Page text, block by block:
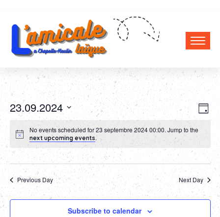
Day
23.09.2024
Select
date.
No events scheduled for 23 septembre 2024 00:00. Jump to the
next upcoming events.
Previous Day Next Day
Subscribe to calendar